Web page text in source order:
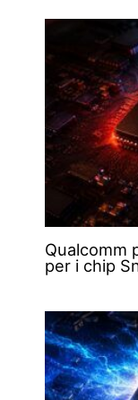
Qualcomm
per i chip